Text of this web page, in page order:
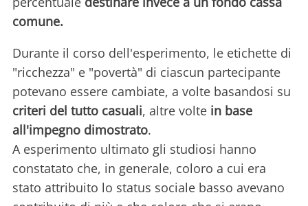
comune.
Durante il corso dell'esperimento, le etichette di
"ricchezza" e "povertà" di ciascun partecipante
potevano essere cambiate, a volte basandosi su
criteri del tutto casuali, altre volte in base
all'impegno dimostrato.
A esperimento ultimato gli studiosi hanno
constatato che, in generale, coloro a cui era
stato attribuito lo status sociale basso avevano